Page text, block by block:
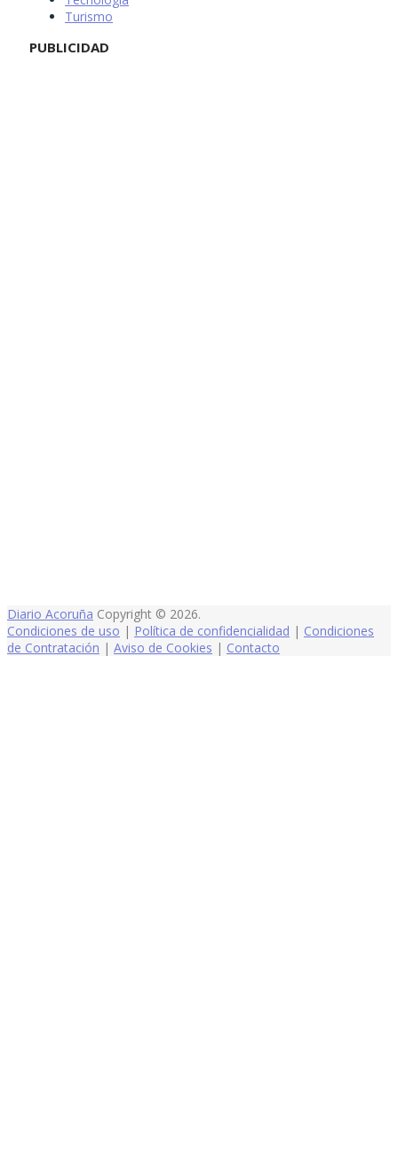
Turismo
PUBLICIDAD
Diario Acoruña Copyright © 2026.
Condiciones de uso | Política de confidencialidad | Condiciones
de Contratación | Aviso de Cookies | Contacto